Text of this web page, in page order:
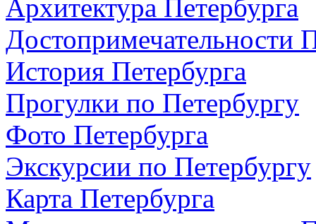
Архитектура Петербурга
Достопримечательности
История Петербурга
Прогулки по Петербургу
Фото Петербурга
Экскурсии по Петербургу
Карта Петербурга